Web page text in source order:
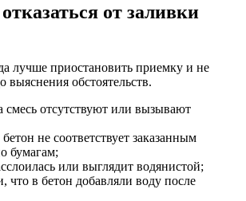
от заливки
лучше приостановить приемку и не
выяснения обстоятельств.
смесь отсутствуют или вызывают
не соответствует заказанным
бумагам;
или выглядит водянистой;
что в бетон добавляли воду после